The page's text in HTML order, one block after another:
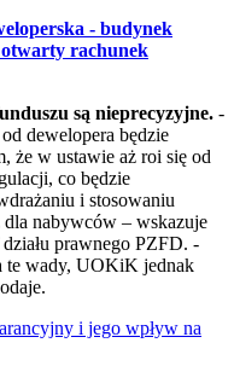
- budynek
otwarty rachunek
są nieprecyzyjne. -
dewelopera będzie
że w ustawie aż roi się od
co będzie
i stosowaniu
nabywców – wskazuje
prawnego PZFD. -
te wady, UOKiK jednak
i jego wpływ na